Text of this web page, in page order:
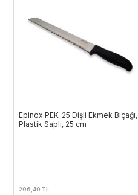
Epinox PEK-25 Dişli Ekmek Bıçağı,
Plastik Saplı, 25 cm
296,40TL